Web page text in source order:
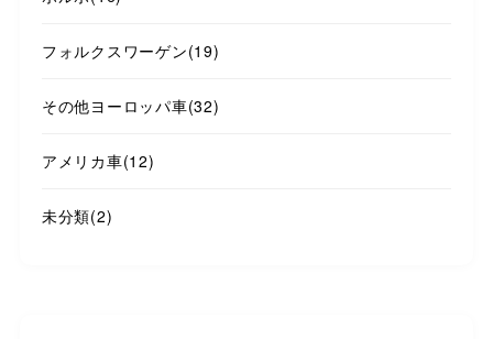
フォルクスワーゲン(19)
その他ヨーロッパ車(32)
アメリカ車(12)
未分類(2)